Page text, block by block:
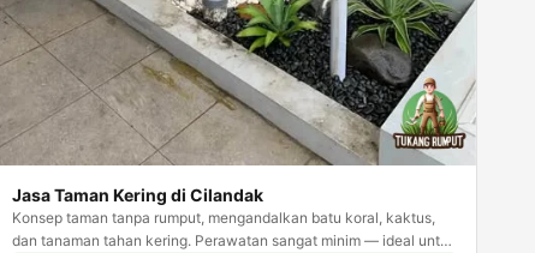
Jasa Taman Kering di Cilandak
Konsep taman tanpa rumput, mengandalkan batu koral, kaktus,
dan tanaman tahan kering. Perawatan sangat minim — ideal untuk